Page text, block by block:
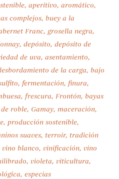
aperitivo aromático
complejos buey a la
Franc grosella negra
depósito depósito de
de uva asentamiento
de la carga bajo
fermentación finura
frescura Frontón bayas
roble Gamay maceración
producción sostenible
suaves terroir tradición
vino blanco vinificación vino
violeta viticultura
especias